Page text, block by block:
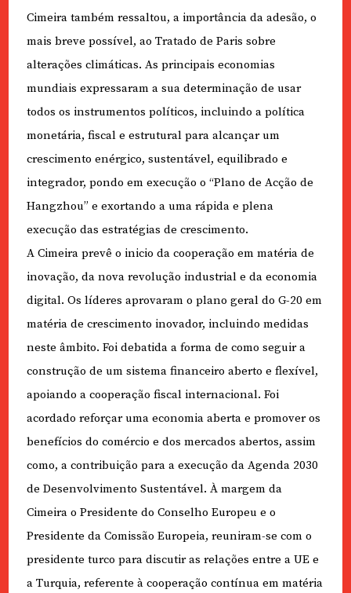
Cimeira também ressaltou, a importância da adesão, o
mais breve possível, ao Tratado de Paris sobre
alterações climáticas. As principais economias
mundiais expressaram a sua determinação de usar
todos os instrumentos políticos, incluindo a política
monetária, fiscal e estrutural para alcançar um
crescimento enérgico, sustentável, equilibrado e
integrador, pondo em execução o “Plano de Acção de
Hangzhou” e exortando a uma rápida e plena
execução das estratégias de crescimento.
A Cimeira prevê o inicio da cooperação em matéria de
inovação, da nova revolução industrial e da economia
digital. Os líderes aprovaram o plano geral do G-20 em
matéria de crescimento inovador, incluindo medidas
neste âmbito. Foi debatida a forma de como seguir a
construção de um sistema financeiro aberto e flexível,
apoiando a cooperação fiscal internacional. Foi
acordado reforçar uma economia aberta e promover os
benefícios do comércio e dos mercados abertos, assim
como, a contribuição para a execução da Agenda 2030
de Desenvolvimento Sustentável. À margem da
Cimeira o Presidente do Conselho Europeu e o
Presidente da Comissão Europeia, reuniram-se com o
presidente turco para discutir as relações entre a UE e
a Turquia, referente à cooperação contínua em matéria